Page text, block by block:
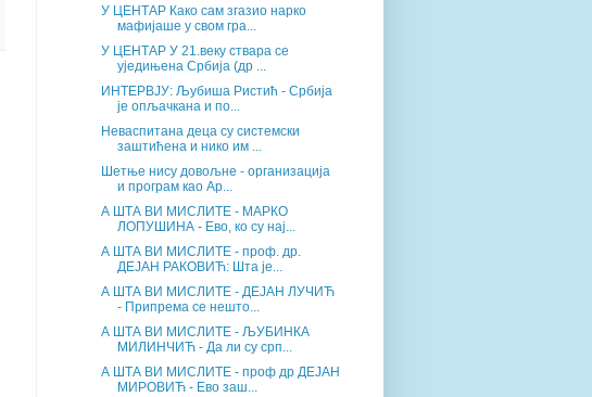
У ЦЕНТАР Како сам згазио нарко
мафијаше у свом гра...
У ЦЕНТАР У 21.веку ствара се
уједињена Србија (др ...
ИНТЕРВЈУ: Љубиша Ристић - Србија
је опљачкана и по...
Неваспитана деца су системски
заштићена и нико им ...
Шетње нису довољне - организација
и програм као Ар...
А ШТА ВИ МИСЛИТЕ - МАРКО
ЛОПУШИНА - Ево, ко су нај...
А ШТА ВИ МИСЛИТЕ - проф. др.
ДЕЈАН РАКОВИЋ: Шта је...
А ШТА ВИ МИСЛИТЕ - ДЕЈАН ЛУЧИЋ
- Припрема се нешто...
А ШТА ВИ МИСЛИТЕ - ЉУБИНКА
МИЛИНЧИЋ - Да ли су срп...
А ШТА ВИ МИСЛИТЕ - проф др ДЕЈАН
МИРОВИЋ - Ево заш...